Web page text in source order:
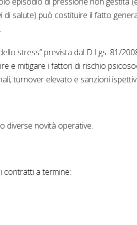
di salute) può costituire il fatto
stress” prevista dal D.Lgs. 81/
e mitigare i fattori di rischio
turnover elevato e sanzioni
diverse novità operative.
contratti a termine: